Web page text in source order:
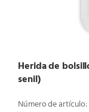
Herida de
senil)
Número de artículo: